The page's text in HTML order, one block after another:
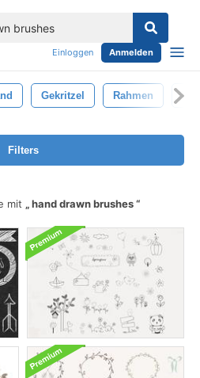
Einloggen Anmelden
Gekritzel Rahmen
Filters
mit
hand drawn brushes